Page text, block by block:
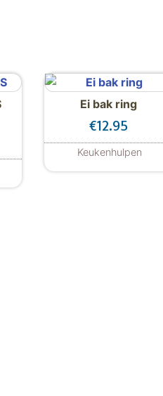
Ei bak ring
€12.95
Keukenhulpen
Dit